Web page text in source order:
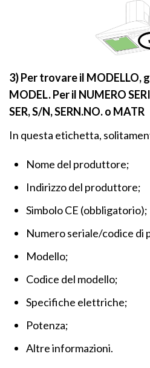
3) Per trovare il MODELLO,
MODEL. Per il NUMERO
SER, S/N, SERN.NO. o MATR
In questa etichetta,
Nome del produttore;
Indirizzo del produttore;
Simbolo CE (obbligatorio);
Numero seriale/codice di
Modello;
Codice del modello;
Specifiche elettriche;
Potenza;
Altre informazioni.